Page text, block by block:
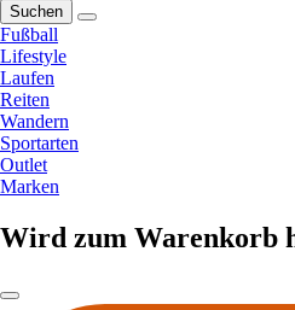
Suchen
Fußball
Lifestyle
Laufen
Reiten
Wandern
Sportarten
Outlet
Marken
Wird zum Warenkorb